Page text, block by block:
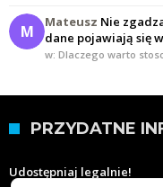
M Mateusz Nie
dane pojawiają się
w: Dlaczego warto
PRZYDATNE
Udostępniaj legalnie!